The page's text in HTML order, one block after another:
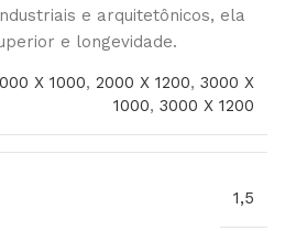
e arquitetônicos, ela
e longevidade.
X 1000,2000 X 1200,3000 X
1000,3000 X 1200
1,5